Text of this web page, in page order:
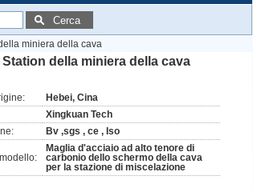
Cerca
miniera della cava
della miniera della cava
Hebei, Cina
Xingkuan Tech
Bv ,sgs , ce , Iso
Maglia d'acciaio ad alto tenore di
carbonio dello schermo della cava
per la stazione di miscelazione